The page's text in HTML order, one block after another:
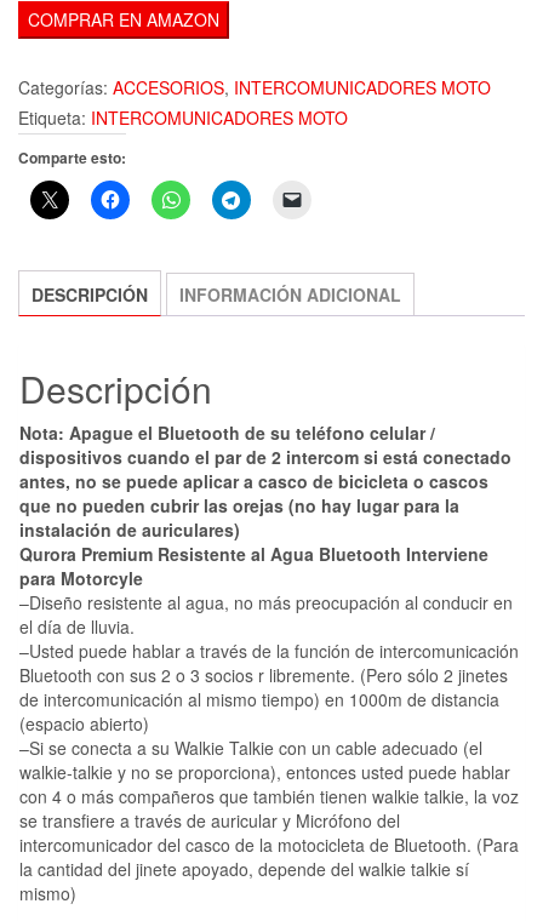
COMPRAR EN AMAZON
Categorías: ACCESORIOS, INTERCOMUNICADORES MOTO
Etiqueta: INTERCOMUNICADORES MOTO
Comparte esto:
DESCRIPCIÓN INFORMACIÓN ADICIONAL
Descripción
Nota: Apague el Bluetooth de su teléfono celular /
dispositivos cuando el par de 2 intercom si está conectado
antes, no se puede aplicar a casco de bicicleta o cascos
que no pueden cubrir las orejas (no hay lugar para la
instalación de auriculares)
Qurora Premium Resistente al Agua Bluetooth Interviene
para Motorcyle
–Diseño resistente al agua, no más preocupación al conducir en
el día de lluvia.
–Usted puede hablar a través de la función de intercomunicación
Bluetooth con sus 2 o 3 socios r libremente. (Pero sólo 2 jinetes
de intercomunicación al mismo tiempo) en 1000m de distancia
(espacio abierto)
–Si se conecta a su Walkie Talkie con un cable adecuado (el
walkie-talkie y no se proporciona), entonces usted puede hablar
con 4 o más compañeros que también tienen walkie talkie, la voz
se transfiere a través de auricular y Micrófono del
intercomunicador del casco de la motocicleta de Bluetooth. (Para
la cantidad del jinete apoyado, depende del walkie talkie sí
mismo)